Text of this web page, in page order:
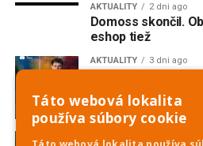
AKTUALITY 2 dni ago
Domoss skončil.
eshop tiež
AKTUALITY 3 dni ago
V Trnave vzniká
broadwayského
Hansen
Táto webová lokalita
používa súbory cookie